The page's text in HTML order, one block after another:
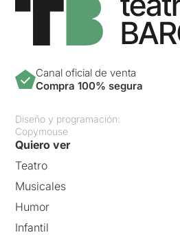
Canal oficial de venta
Compra 100% segura
Diseño y programación:
Copymouse
Quiero ver
Teatro
Musicales
Humor
Infantil